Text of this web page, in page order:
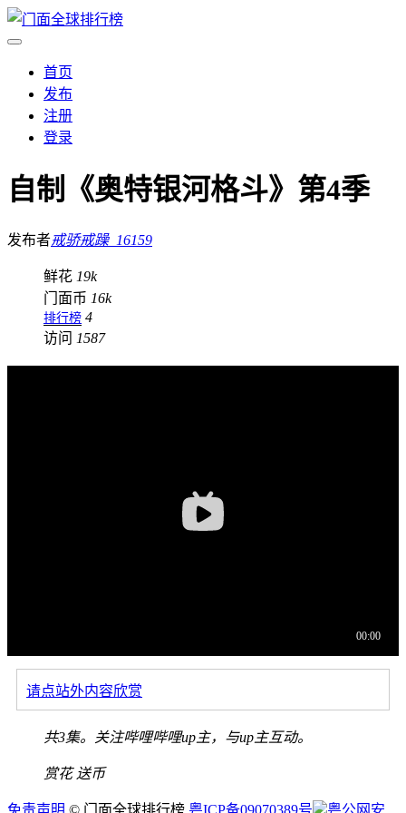
首页
发布
注册
登录
自制《奥特银河格斗》第4季
发布者戒骄戒躁_16159
鲜花 19k
门面币 16k
排行榜 4
访问 1587
请点站外内容欣赏
共3集。关注哔哩哔哩up主，与up主互动。
赏花 送币
免责声明 © 门面全球排行榜 粤ICP备09070389号 粤公网安